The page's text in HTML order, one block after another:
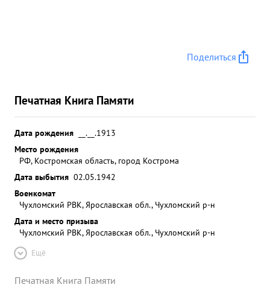
Поделиться
Печатная Книга Памяти
Дата рождения
__.__.1913
Место рождения
РФ, Костромская область, город Кострома
Дата выбытия 02.05.1942
Военкомат
Чухломский РВК, Ярославская обл., Чухломский р-н
Дата и место призыва
Чухломский РВК, Ярославская обл., Чухломский р-н
Ещё
Печатная Книга Памяти